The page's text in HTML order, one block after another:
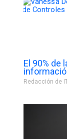
El 90% de
Redacción de